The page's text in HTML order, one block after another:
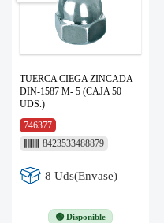
TUERCA CIEGA ZINCADA
DIN-1587 M- 5 (CAJA 50
UDS.)
746377
8423533488879
8 Uds(Envase)
🟢 Disponible